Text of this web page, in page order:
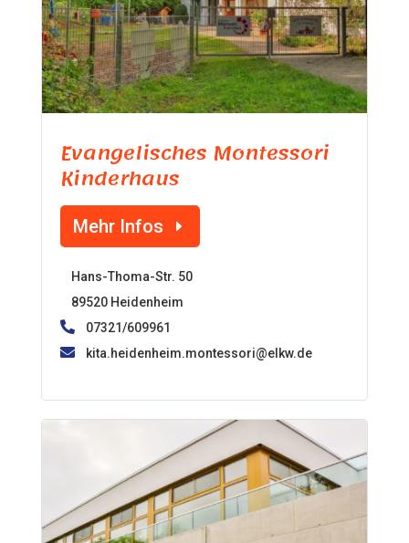
Evangelisches Montessori
Kinderhaus
Mehr Infos
Hans-Thoma-Str. 50
89520 Heidenheim
07321/609961
kita.heidenheim.montessori@elkw.de